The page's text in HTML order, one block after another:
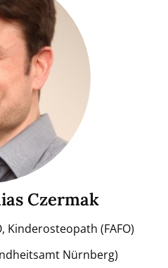
Czermak
Kinderosteopath (FAFO)
Nürnberg)